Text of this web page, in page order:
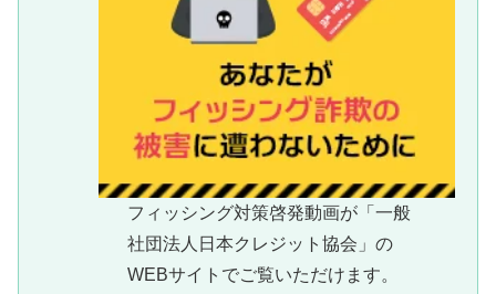
フィッシング対策啓発動画が「一般
社団法人日本クレジット協会」の
WEBサイトでご覧いただけます。